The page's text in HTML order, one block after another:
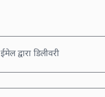
ईमेल द्वारा डिलीवरी